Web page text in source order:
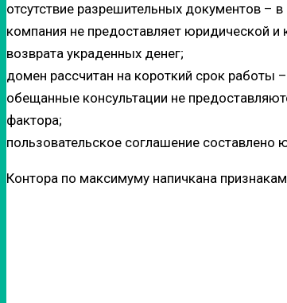
отсутствие разрешительных документов –
компания не предоставляет юридической
возврата украденных денег;
домен рассчитан на короткий срок работы
обещанные консультации не
фактора;
пользовательское соглашение составлено
Контора по максимуму напичкана